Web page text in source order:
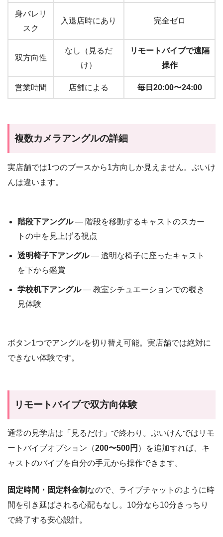
身バレリ
スク
入退店時にあり 完全ゼロ
双方向性
なし（見るだ
け）
リモートバイブで遠隔
操作
営業時間 店舗による 毎日20:00〜24:00
複数カメラアングルの詳細
実店舗では1つのブースから1方向しか見えません。ぶいけ
んは違います。
階段下アングル— 階段を移動するキャストのスカー
トの中を見上げる視点
透明椅子下アングル— 透明な椅子に座ったキャスト
を下から鑑賞
学校机下アングル— 教室シチュエーションでの覗き
見体験
ボタン1つでアングルを切り替え可能。実店舗では絶対に
できない体験です。
リモートバイブで双方向体験
通常の見学店は「見るだけ」で終わり。ぶいけんではリモ
ートバイブオプション（200〜500円 ）を追加すれば、キ
ャストのバイブを自分の手元から操作できます。
固定時間・固定料金制 なので、ライブチャットのように時
間を引き延ばされる心配もなし。10分なら10分きっちり
で終了する安心設計。